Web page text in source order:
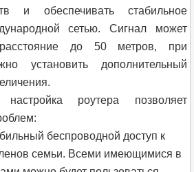
и обеспечивать стабильное
сетью. Сигнал может
до 50 метров, при
установить дополнительный
настройка роутера позволяет
беспроводной доступ к
семьи. Всеми имеющимися в